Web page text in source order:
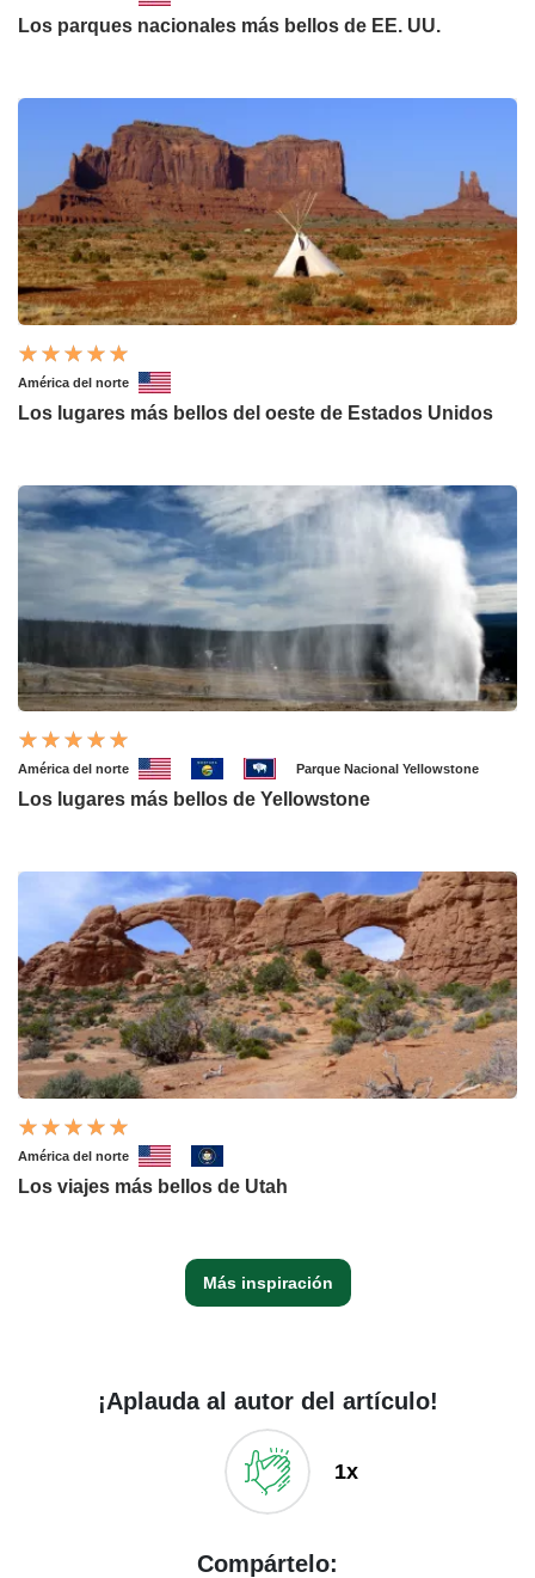
Los parques nacionales más bellos de EE. UU.
América del norte
Los lugares más bellos del oeste de Estados Unidos
América del norte Parque Nacional Yellowstone
Los lugares más bellos de Yellowstone
América del norte
Los viajes más bellos de Utah
Más inspiración
¡Aplauda al autor del artículo!
1x
Compártelo: